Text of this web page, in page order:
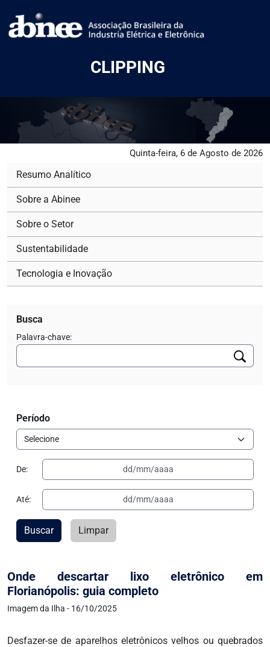
CLIPPING
Quinta-feira, 6 de Agosto de 2026
Onde descartar lixo eletrônico em
Florianópolis: guia completo
Imagem da Ilha - 16/10/2025
Desfazer-se de aparelhos eletrônicos velhos ou quebrados
Resumo Analítico
Sobre a Abinee
Sobre o Setor
Sustentabilidade
Tecnologia e Inovação
Busca
Palavra-chave:
Período
De:
Até:
Buscar Limpar